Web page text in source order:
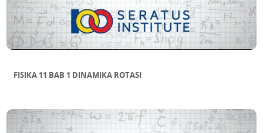
FISIKA 11 BAB 1 DINAMIKA ROTASI